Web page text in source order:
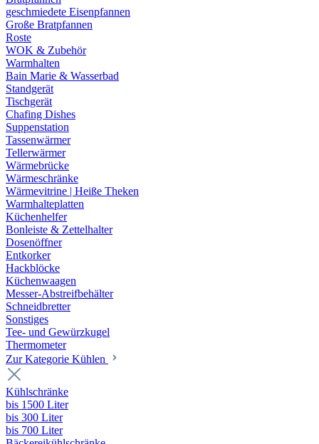
geschmiedete Eisenpfannen
Große Bratpfannen
Roste
WOK & Zubehör
Warmhalten
Bain Marie & Wasserbad
Standgerät
Tischgerät
Chafing Dishes
Suppenstation
Tassenwärmer
Tellerwärmer
Wärmebrücke
Wärmeschränke
Wärmevitrine | Heiße Theken
Warmhalteplatten
Küchenhelfer
Bonleiste & Zettelhalter
Dosenöffner
Entkorker
Hackblöcke
Küchenwaagen
Messer-Abstreifbehälter
Schneidbretter
Sonstiges
Tee- und Gewürzkugel
Thermometer
Zur Kategorie Kühlen
Kühlschränke
bis 1500 Liter
bis 300 Liter
bis 700 Liter